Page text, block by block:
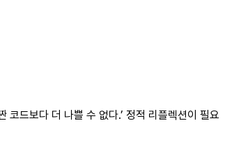
드보다 더 나쁠 수 없다.’ 정적 리플렉션이 필요